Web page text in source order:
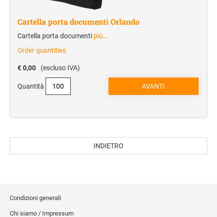
Blocchi notes
Borse portadocumenti
Borse portacomputer
Agende
REGALISTICA AZIENDALE
Borse e valigeria
Zaini sportivi
Mare
Cartella porta documenti Orlando
Cartella porta documenti più…
Order quantities
€ 0,00 (escluso IVA)
Quantità
INDIETRO
Condizioni generali
Chi siamo / Impressum